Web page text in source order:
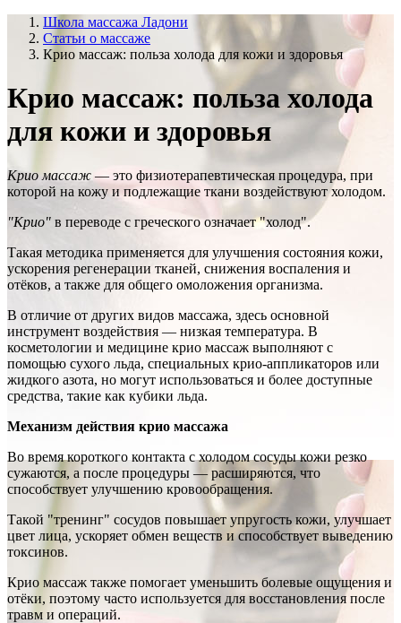
Школа массажа Ладони
Статьи о массаже
Крио массаж: польза холода для кожи и здоровья
Крио массаж: польза холода
для кожи и здоровья
Крио массаж— это физиотерапевтическая процедура, при
которой на кожу и подлежащие ткани воздействуют холодом.
"Крио" в переводе с греческого означает "холод".
Такая методика применяется для улучшения состояния кожи,
ускорения регенерации тканей, снижения воспаления и
отёков, а также для общего омоложения организма.
В отличие от других видов массажа, здесь основной
инструмент воздействия — низкая температура. В
косметологии и медицине крио массаж выполняют с
помощью сухого льда, специальных крио-аппликаторов или
жидкого азота, но могут использоваться и более доступные
средства, такие как кубики льда.
Механизм действия крио массажа
Во время короткого контакта с холодом сосуды кожи резко
сужаются, а после процедуры — расширяются, что
способствует улучшению кровообращения.
Такой "тренинг" сосудов повышает упругость кожи, улучшает
цвет лица, ускоряет обмен веществ и способствует выведению
токсинов.
Крио массаж также помогает уменьшить болевые ощущения и
отёки, поэтому часто используется для восстановления после
травм и операций.